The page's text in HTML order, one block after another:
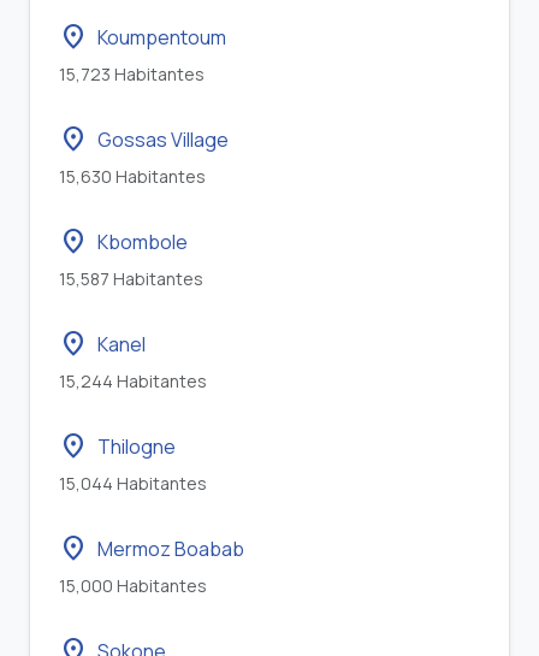
location_on Koumpentoum
15,723 Habitantes
location_on Gossas Village
15,630 Habitantes
location_on Kbombole
15,587 Habitantes
location_on Kanel
15,244 Habitantes
location_on Thilogne
15,044 Habitantes
location_on Mermoz Boabab
15,000 Habitantes